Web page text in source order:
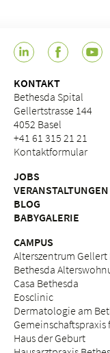
KONTAKT
Bethesda Spital
Gellertstrasse 144
4052 Basel
+41 61 315 21 21
Kontaktformular
JOBS
BLOG
BABYGALERIE
CAMPUS
Alterszentrum Gellert
Bethesda
Casa Bethesda
Eosclinic
Dermatologie am
Haus der Geburt